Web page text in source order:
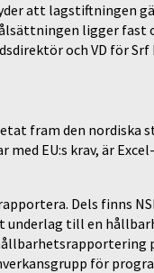
att lagstiftningen
ligger
och VD för
fram den
med EU:s krav, är
Dels finns
till en
för